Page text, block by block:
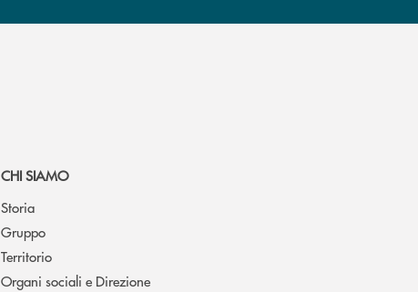
CHI SIAMO
Storia
Gruppo
Territorio
Organi sociali e Direzione